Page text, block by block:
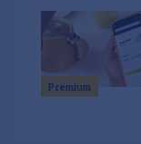
Premium